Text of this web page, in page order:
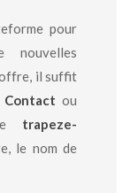
pour
il suffit
Contact ou
trapeze-
le nom de